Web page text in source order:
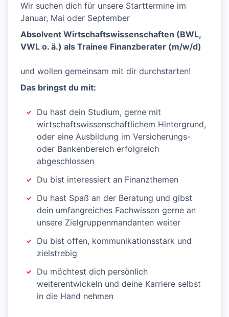
Wir suchen dich für unsere Starttermine im
Januar, Mai oder September
Absolvent Wirtschaftswissenschaften (BWL,
VWL o. ä.) als Trainee Finanzberater (m/w/d)
und wollen gemeinsam mit dir durchstarten!
Das bringst du mit:
Du hast dein Studium, gerne mit
wirtschaftswissenschaftlichem Hintergrund,
oder eine Ausbildung im Versicherungs-
oder Bankenbereich erfolgreich
abgeschlossen
Du bist interessiert an Finanzthemen
Du hast Spaß an der Beratung und gibst
dein umfangreiches Fachwissen gerne an
unsere Zielgruppenmandanten weiter
Du bist offen, kommunikationsstark und
zielstrebig
Du möchtest dich persönlich
weiterentwickeln und deine Karriere selbst
in die Hand nehmen